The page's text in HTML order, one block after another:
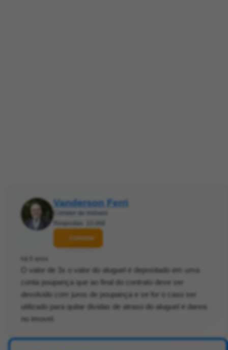
Vanderson Ferri
Corretor de imóveis
Respostas: 10.068
Contatar
há 6 anos
O valor de 3x o valor do aluguel é depositado em uma
conta poupança que ao final do contrato deve ser
devolvido com juros de poupança e se for o caso ser
utilizado para quitar dividas de atraso do aluguel e danos
no imovel.